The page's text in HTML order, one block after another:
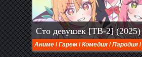
Сто девушек [ТВ-2] (2025)
Аниме /Гарем /Комедия /Пародия /